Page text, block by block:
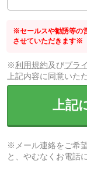
※セールスや勧誘等の
させていただきます※
※利用規約及びプラ
上記内容に同意いた
上記
※メール連絡をご希
と、やむなくお電話